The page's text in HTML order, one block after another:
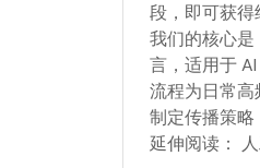
段，即可获得
我们的核心
言，适用于
流程为日常
制定传播策略
延伸阅读：